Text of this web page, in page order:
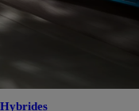
Hybrides